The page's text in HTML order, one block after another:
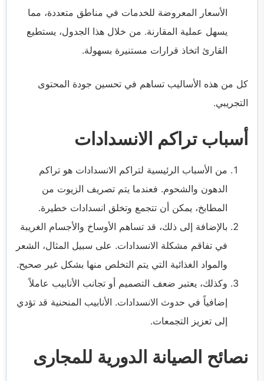
الأسعار المعروضة للخدمات في مناطق متعددة، مما
يسهل عملية المقارنة. من خلال هذا الجدول، يستطيع
القارئ اتخاذ قرارات مستنيرة بسهولة.
كل من هذه الأساليب تساهم في تحسين جودة المحتوى
التجريبي.
أسباب تراكم الانسدادات
من الأسباب الرئيسية لتراكم الانسدادات هو تراكم
الدهون والشحوم. فعندما يتم تصريف الزيوت من
المطابخ، يمكن أن تتجمع وتخلق انسدادات خطيرة.
بالإضافة إلى ذلك، قد تساهم الأوساخ والأجسام الغريبة
في تفاقم مشكلة الانسدادات. على سبيل المثال، الشعر
والمواد الغذائية التي يتم التخلص منها بشكل غير صحيح.
وكذلك، يعتبر ضعف التصميم أو تجانب الأنابيب عاملاً
إضافياً في حدوث الانسدادات. الأنابيب المنحنية قد تؤدي
إلى تعزيز التجمعات.
نصائح الصيانة الدورية للمجارى